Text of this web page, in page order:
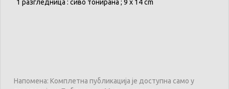
1 разгледница : сиво тонирана ; 9 x 14 cm
Напомена: Комплетна публикација је доступна само у